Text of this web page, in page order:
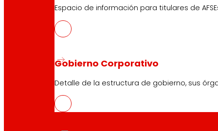
Espacio de información para titulares de
Gobierno Corporativo
Detalle de la estructura de gobierno, sus